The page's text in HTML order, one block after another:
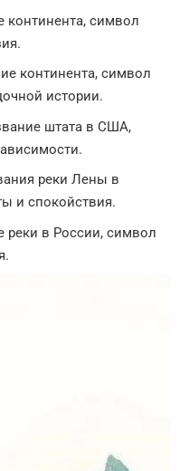
континента, символ
континента, символ
истории.
штата в США,
реки Лены в
и спокойствия.
реки в России, символ